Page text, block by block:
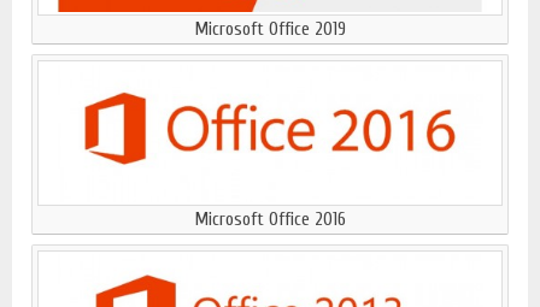
Microsoft Office 2019
Microsoft Office 2016